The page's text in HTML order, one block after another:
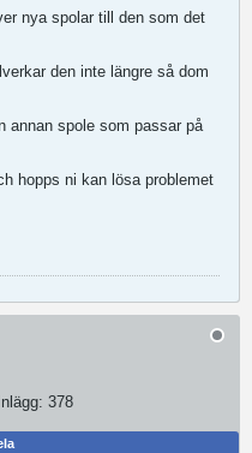
nya spolar till den som det
den inte längre så dom
annan spole som passar på
hopps ni kan lösa problemet
Inlägg: 378